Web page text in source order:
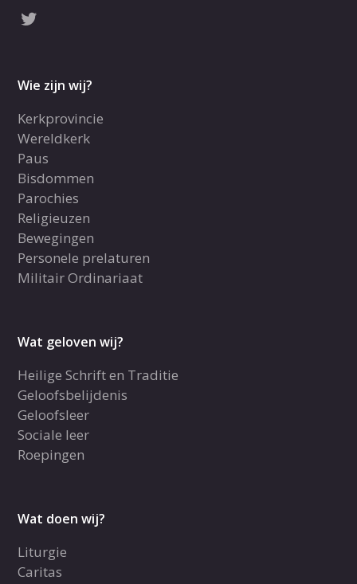
Wie zijn wij?
Kerkprovincie
Wereldkerk
Paus
Bisdommen
Parochies
Religieuzen
Bewegingen
Personele prelaturen
Militair Ordinariaat
Wat geloven wij?
Heilige Schrift en Traditie
Geloofsbelijdenis
Geloofsleer
Sociale leer
Roepingen
Wat doen wij?
Liturgie
Caritas